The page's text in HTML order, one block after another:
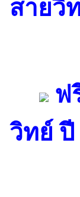
สายวิ
ฟ
วิทย์ ปี